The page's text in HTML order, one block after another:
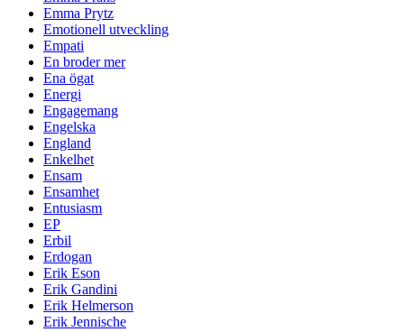
Emma Prytz
Emotionell utveckling
Empati
En broder mer
Ena ögat
Energi
Engagemang
Engelska
England
Enkelhet
Ensam
Ensamhet
Entusiasm
EP
Erbil
Erdogan
Erik Eson
Erik Gandini
Erik Helmerson
Erik Jennische